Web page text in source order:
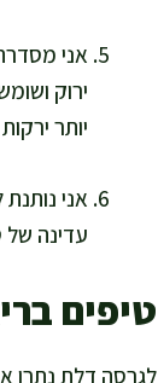
אני
ירוק
יותר
עדינה
טיפים
לגרסה דלת נתרן